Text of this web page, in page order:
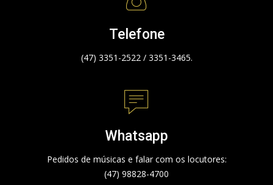
Telefone
(47) 3351-2522 / 3351-3465.
Whatsapp
Pedidos de músicas e falar com os locutores:
(47) 98828-4700